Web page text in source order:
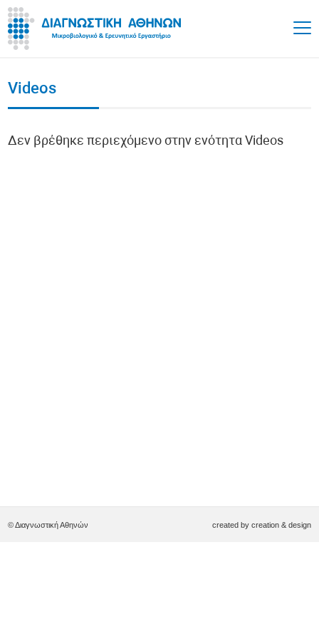
Videos
Δεν βρέθηκε περιεχόμενο στην ενότητα Videos
© Διαγνωστική Αθηνών created by creation & design